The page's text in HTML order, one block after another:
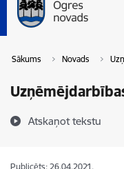
Sākums Novads
Atskaņot tekstu
Publicēts: 26.04.2021.